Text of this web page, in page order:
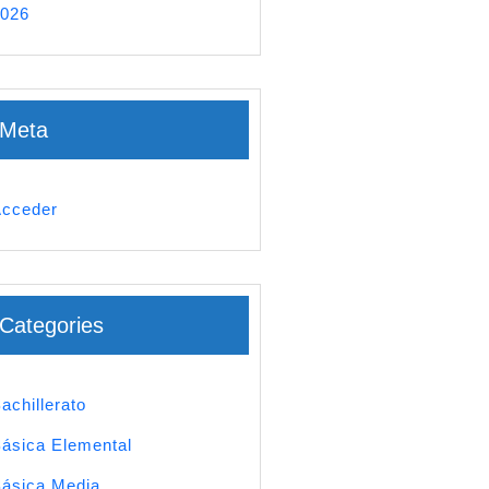
Meta
Categories
Elemental
Media